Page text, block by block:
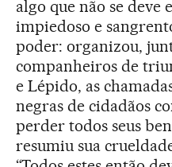
algo que não se deve
impiedoso e
poder: organizou,
companheiros de
e Lépido, as
negras de cidadãos
perder todos seus
resumiu sua